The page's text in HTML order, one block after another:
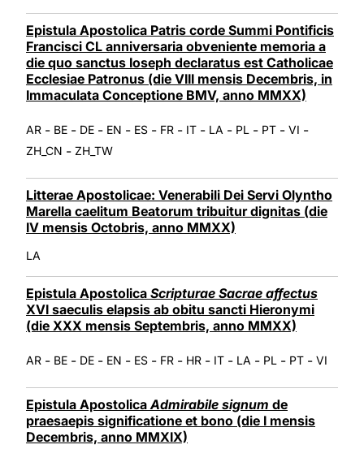
Epistula Apostolica Patris corde Summi Pontificis
Francisci CL anniversaria obveniente memoria a
die quo sanctus Ioseph declaratus est Catholicae
Ecclesiae Patronus (die VIII mensis Decembris, in
Immaculata Conceptione BMV, anno MMXX)
AR - BE - DE - EN - ES - FR - IT - LA - PL - PT - VI -
ZH_CN - ZH_TW
Litterae Apostolicae: Venerabili Dei Servi Olyntho
Marella caelitum Beatorum tribuitur dignitas (die
IV mensis Octobris, anno MMXX)
LA
Epistula Apostolica Scripturae Sacrae affectus
XVI saeculis elapsis ab obitu sancti Hieronymi
(die XXX mensis Septembris, anno MMXX)
AR - BE - DE - EN - ES - FR - HR - IT - LA - PL - PT - VI
Epistula Apostolica Admirabile signum de
praesaepis significatione et bono (die I mensis
Decembris, anno MMXIX)